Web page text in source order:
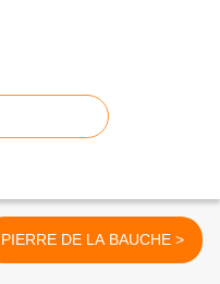
PIERRE DE LA BAUCHE >